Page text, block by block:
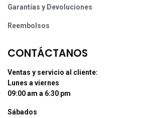
Garantías y Devoluciones
Reembolsos
CONTÁCTANOS
Ventas y servicio al cliente:
Lunes a viernes
09:00 am a 6:30 pm
Sábados